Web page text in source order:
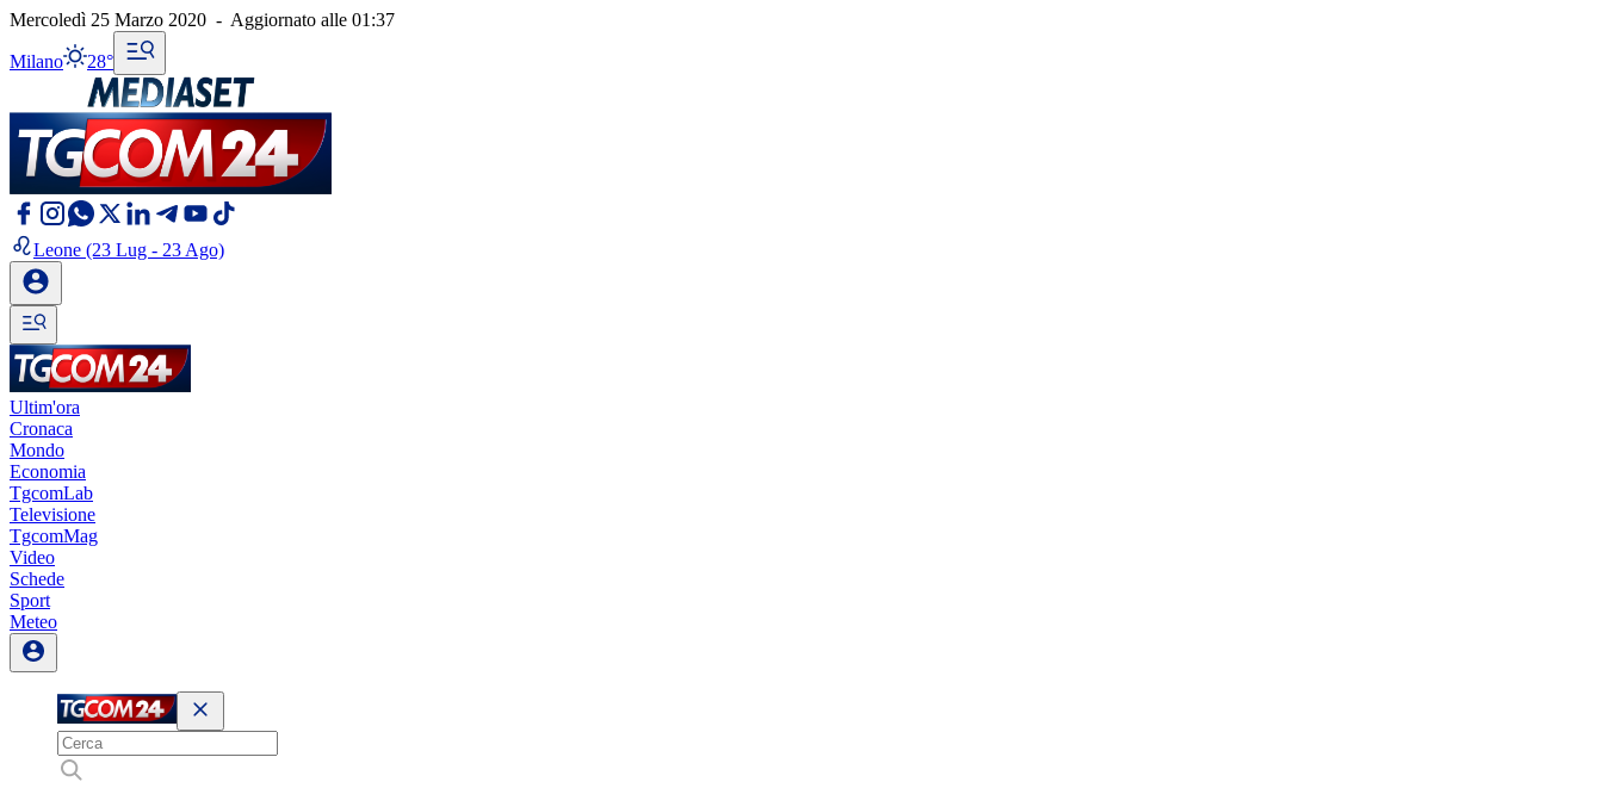
Mercoledì 25 Marzo 2020 - Aggiornato alle 01:37
Milano 28°
Leone (23 Lug - 23 Ago)
Ultim'ora
Cronaca
Mondo
Economia
TgcomLab
Televisione
TgcomMag
Video
Schede
Sport
Meteo